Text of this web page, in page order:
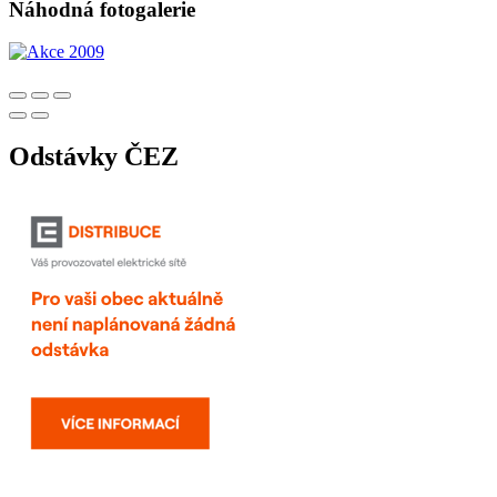
Náhodná fotogalerie
Odstávky ČEZ